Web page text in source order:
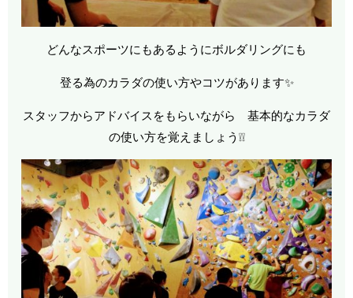
どんなスポーツにもあるようにボルダリングにも
登る為のカラダの使い方やコツがあります✨
スタッフからアドバイスをもらいながら 基本的なカラダ
の使い方を覚えましょう❕❕